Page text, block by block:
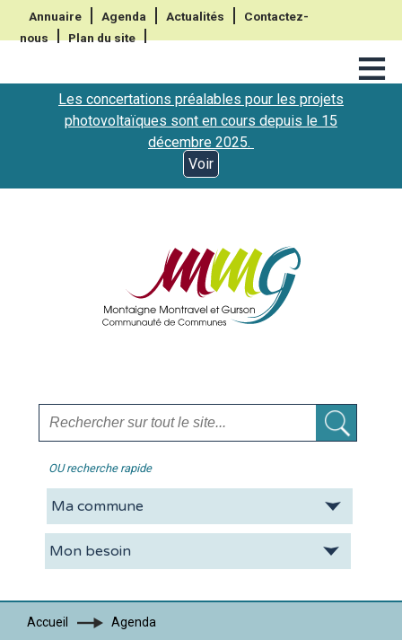
Annuaire Agenda Actualités
Contactez-
nous
Plan du site ≡
Les concertations préalables pour les projets
photovoltaïques sont en cours depuis le 15
décembre 2025.
Voir
OU recherche rapide
La CDC Vie pratique
Accueil Agenda